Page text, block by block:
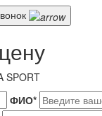
SPORT
ФИО*